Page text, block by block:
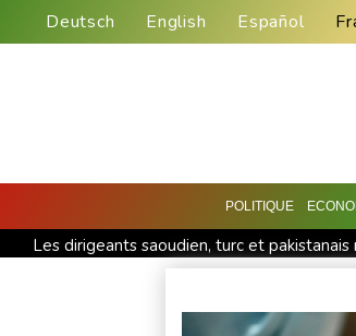
Deutsch English Español
POLITIQUE
Les dirigeants saoudien, turc et
Présidentielle: la France "ne tolérera